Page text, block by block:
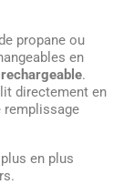
propane ou
en
.
directement en
remplissage
en plus